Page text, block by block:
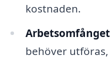
kostnaden.
behöver